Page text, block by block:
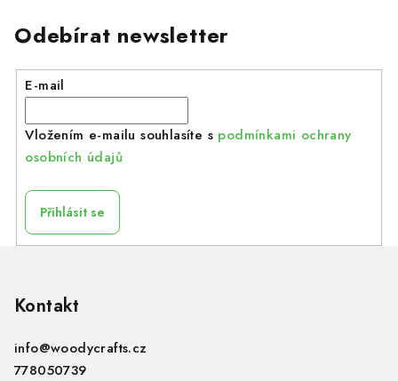
Odebírat newsletter
E-mail
Vložením e-mailu souhlasíte s podmínkami ochrany
osobních údajů
Přihlásit se
Kontakt
info@woodycrafts.cz
778050739